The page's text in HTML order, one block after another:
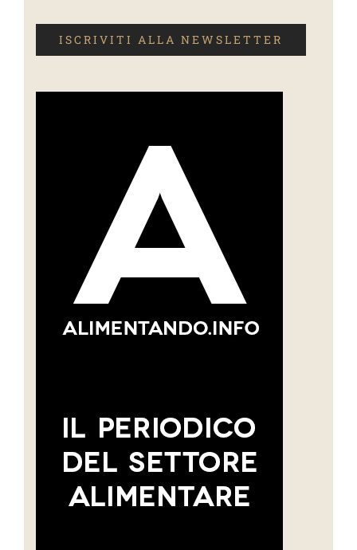
ISCRIVITI ALLA NEWSLETTER